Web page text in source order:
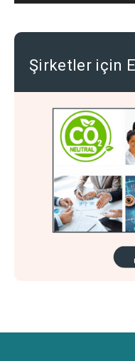
Şirketler için